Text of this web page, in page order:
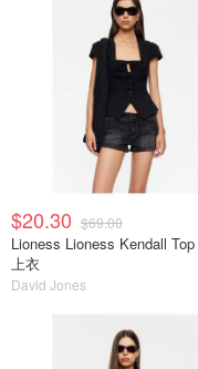
$20.30 $69.00
Lioness Lioness Kendall
上衣
David Jones